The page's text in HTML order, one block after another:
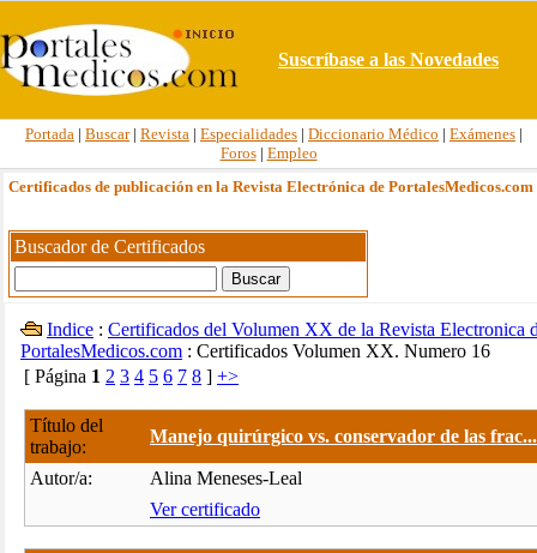
Suscríbase a las Novedades
Portada | Buscar| Revista | Especialidades | Diccionario Médico | Exámenes |
Foros| Empleo
Certificados de publicación en la Revista Electrónica de PortalesMedicos.com
Buscador de Certificados
Indice : Certificados del Volumen XX de la Revista Electronica
PortalesMedicos.com : Certificados Volumen XX. Numero 16
[ Página 1 2 3 4 5 6 7 8 ] +>
Título del
trabajo:
Manejo quirúrgico vs. conservador de las frac...
Autor/a:
Alina Meneses-Leal
Ver certificado